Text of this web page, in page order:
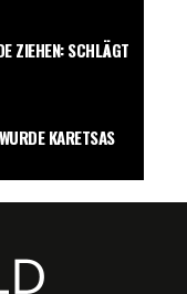
ZIEHEN: SCHLÄGT
KARETSAS